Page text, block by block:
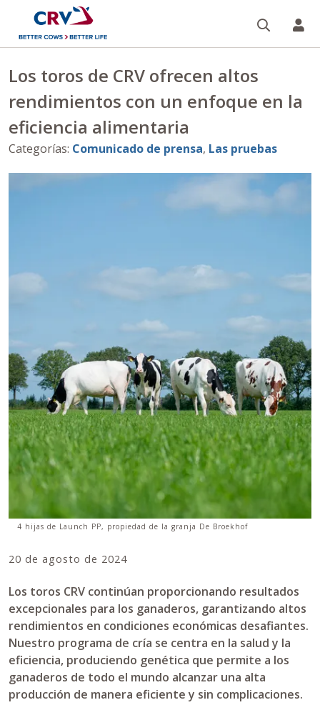
Los toros de CRV ofrecen altos
rendimientos con un enfoque en la
eficiencia alimentaria
Categorías: Comunicado de prensa, Las pruebas
4 hijas de Launch PP, propiedad de la granja De Broekhof
20 de agosto de 2024
Los toros CRV continúan proporcionando resultados
excepcionales para los ganaderos, garantizando altos
rendimientos en condiciones económicas desafiantes.
Nuestro programa de cría se centra en la salud y la
eficiencia, produciendo genética que permite a los
ganaderos de todo el mundo alcanzar una alta
producción de manera eficiente y sin complicaciones.